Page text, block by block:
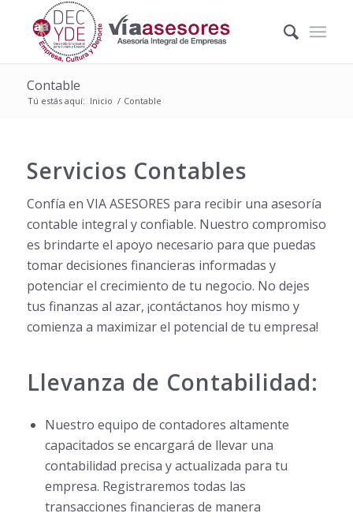
Contable
Tú estás aquí: Inicio / Contable
Servicios Contables
Confía en VIA ASESORES para recibir una asesoría
contable integral y confiable. Nuestro compromiso
es brindarte el apoyo necesario para que puedas
tomar decisiones financieras informadas y
potenciar el crecimiento de tu negocio. No dejes
tus finanzas al azar, ¡contáctanos hoy mismo y
comienza a maximizar el potencial de tu empresa!
Llevanza de Contabilidad:
Nuestro equipo de contadores altamente
capacitados se encargará de llevar una
contabilidad precisa y actualizada para tu
empresa. Registraremos todas las
transacciones financieras de manera